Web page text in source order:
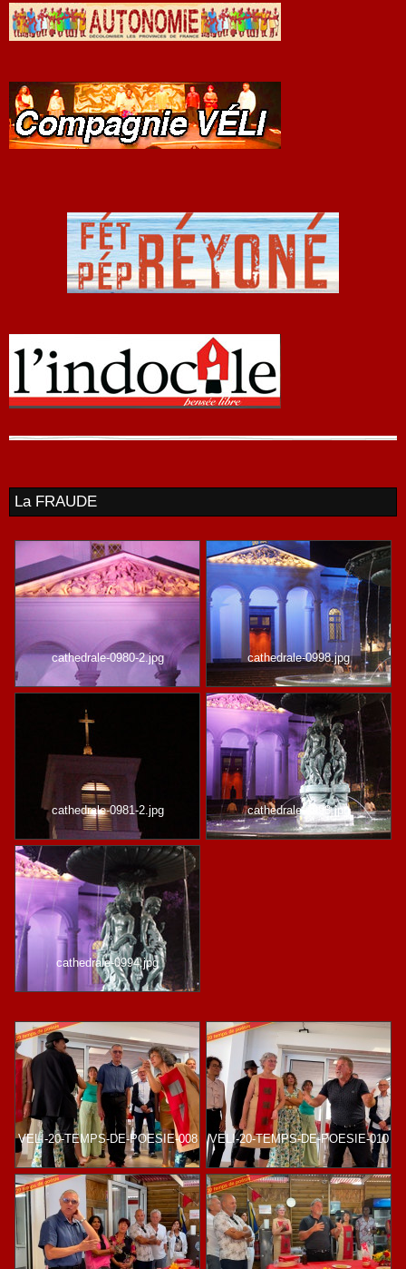
La FRAUDE
cathedrale-0980-2.jpg cathedrale-0998.jpg
cathedrale-0981-2.jpg cathedrale-0993.jpg
cathedrale-0994.jpg
VELI-20-TEMPS-DE-POESIE-008 VELI-20-TEMPS-DE-POESIE-010